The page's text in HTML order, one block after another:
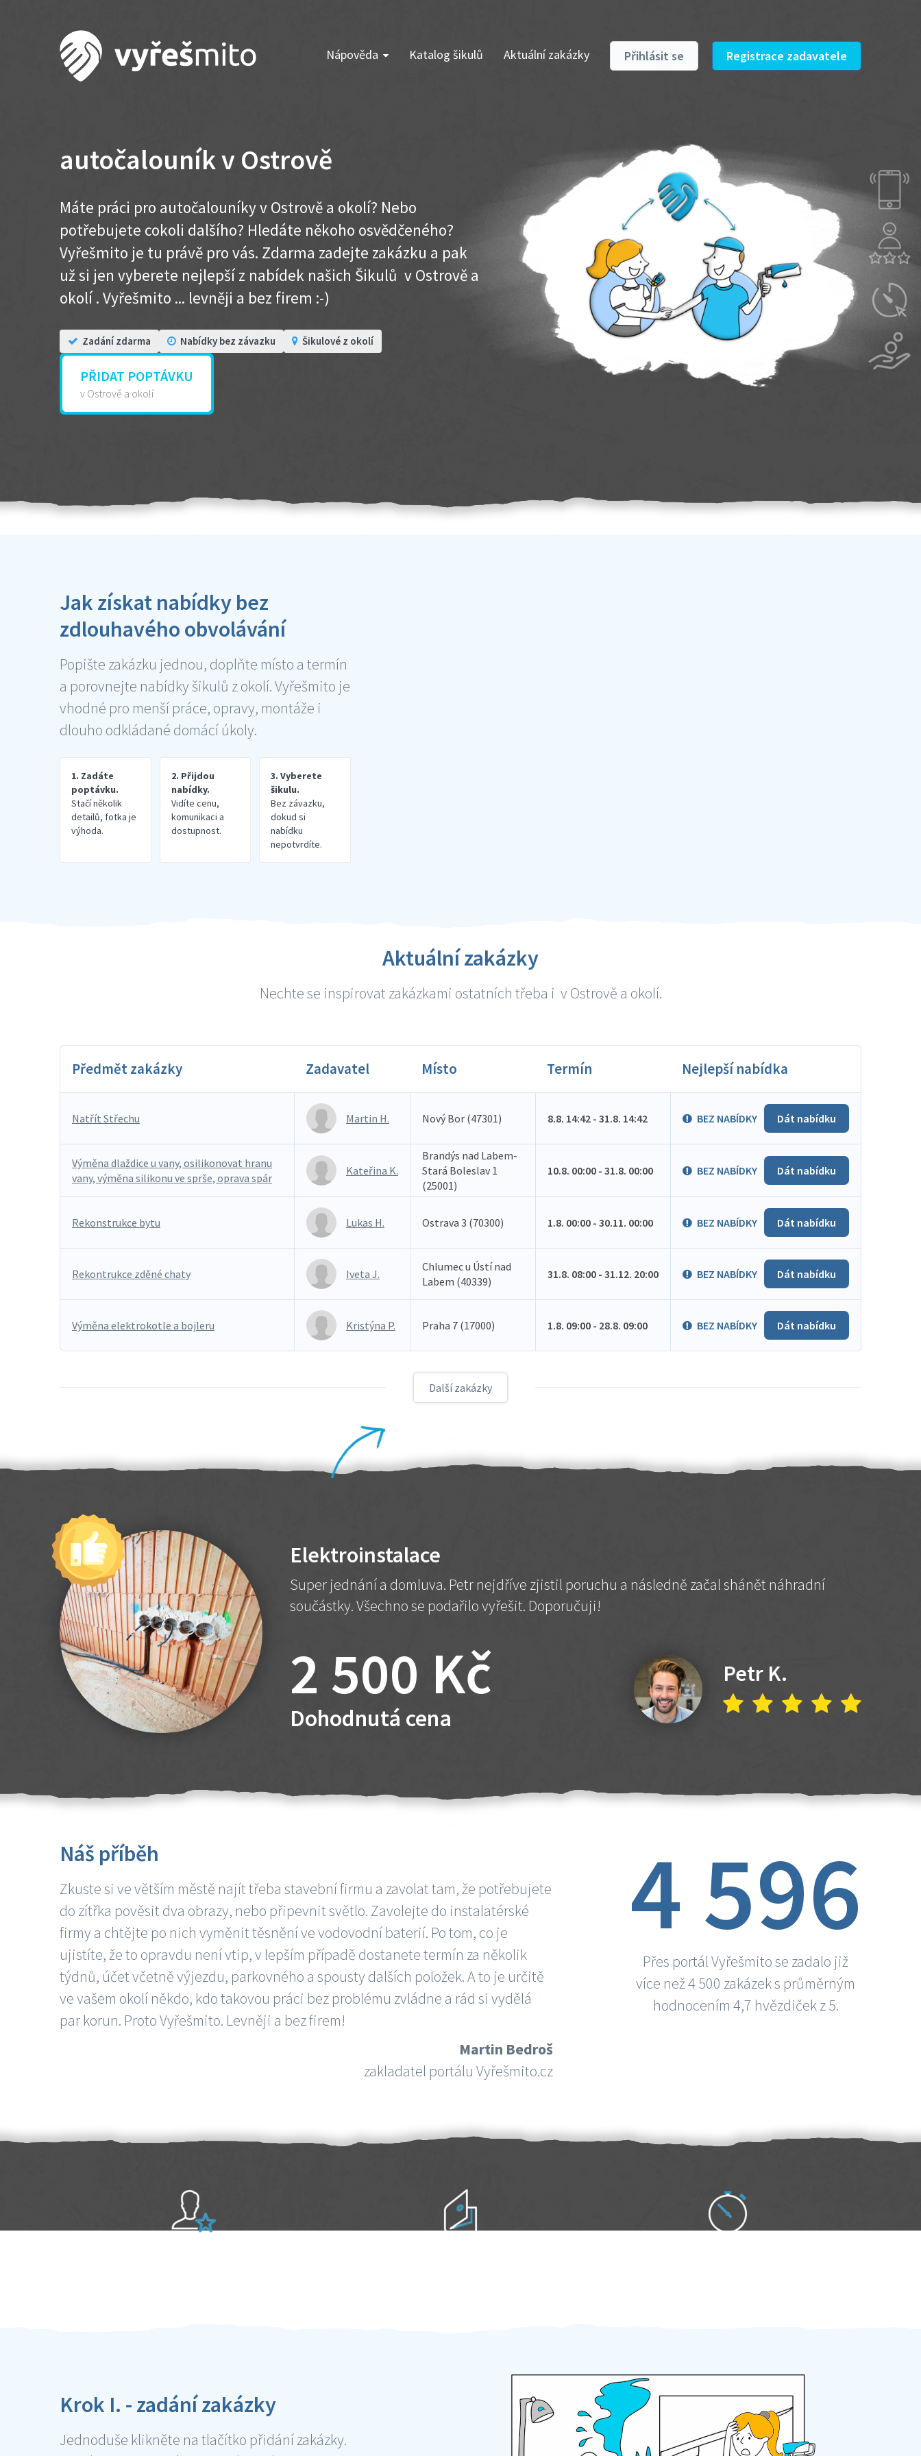
Nápověda Katalog šikulů Aktuální zakázky Přihlásit se Registrace zadavatele
autočalouník v Ostrově
Máte práci pro autočalouníky v Ostrově a okolí? Nebo
potřebujete cokoli dalšího? Hledáte někoho osvědčeného?
Vyřešmito je tu právě pro vás. Zdarma zadejte zakázku a pak
už si jen vyberete nejlepší z nabídek našich Šikulů v Ostrově a
okolí . Vyřešmito ... levněji a bez firem :-)
Zadání zdarma Nabídky bez závazku Šikulové z okolí
PŘIDAT POPTÁVKU
v Ostrově a okolí
Jak získat nabídky bez
zdlouhavého obvolávání
Popište zakázku jednou, doplňte místo a termín
a porovnejte nabídky šikulů z okolí. Vyřešmito je
vhodné pro menší práce, opravy, montáže i
dlouho odkládané domácí úkoly.
1. Zadáte
poptávku.
Stačí několik
detailů, fotka je
výhoda.
2. Přijdou
nabídky.
Vidíte cenu,
komunikaci a
dostupnost.
3. Vyberete
šikulu.
Bez závazku,
dokud si
nabídku
nepotvrdíte.
Aktuální zakázky
Nechte se inspirovat zakázkami ostatních třeba i v Ostrově a okolí.
Předmět zakázky Zadavatel Místo Termín Nejlepší nabídka
Natřít Střechu Martin H. Nový Bor (47301) 8.8. 14:42 - 31.8. 14:42 BEZ NABÍDKY Dát nabídku
Výměna dlaždice u vany, osilikonovat hranu
vany, výměna silikonu ve sprše, oprava spár
Kateřina K.
Brandýs nad Labem-
Stará Boleslav 1
(25001)
10.8. 00:00 - 31.8. 00:00 BEZ NABÍDKY Dát nabídku
Rekonstrukce bytu Lukas H. Ostrava 3 (70300) 1.8. 00:00 - 30.11. 00:00 BEZ NABÍDKY Dát nabídku
Rekontrukce zděné chaty Iveta J.
Chlumec u Ústí nad
Labem (40339)
31.8. 08:00 - 31.12. 20:00 BEZ NABÍDKY Dát nabídku
Výměna elektrokotle a bojleru Kristýna P. Praha 7 (17000) 1.8. 09:00 - 28.8. 09:00 BEZ NABÍDKY Dát nabídku
Další zakázky
Elektroinstalace
Super jednání a domluva. Petr nejdříve zjistil poruchu a následně začal shánět náhradní
součástky. Všechno se podařilo vyřešit. Doporučuji!
2 500 Kč
Dohodnutá cena
Petr K.
Náš příběh
Zkuste si ve větším městě najít třeba stavební firmu a zavolat tam, že potřebujete
do zítřka pověsit dva obrazy, nebo připevnit světlo. Zavolejte do instalatérské
firmy a chtějte po nich vyměnit těsnění ve vodovodní baterií. Po tom, co je
ujistíte, že to opravdu není vtip, v lepším případě dostanete termín za několik
týdnů, účet včetně výjezdu, parkovného a spousty dalších položek. A to je určitě
ve vašem okolí někdo, kdo takovou práci bez problému zvládne a rád si vydělá
par korun. Proto Vyřešmito. Levněji a bez firem!
Martin Bedroš
zakladatel portálu Vyřešmito.cz
4 596
Přes portál Vyřešmito se zadalo již
více než 4 500 zakázek s průměrným
hodnocením 4,7 hvězdiček z 5.
Krok I. - zadání zakázky
Jednoduše klikněte na tlačítko přidání zakázky.